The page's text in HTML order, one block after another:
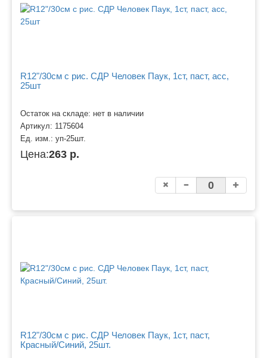
R12"/30см с рис. СДР Человек Паук, 1ст, паст, асс,
25шт
Остаток на складе: нет в наличии
Артикул: 1175604
Ед. изм.: уп-25шт.
Цена:263 р.
R12"/30см с рис. СДР Человек Паук, 1ст, паст,
Красный/Синий, 25шт.